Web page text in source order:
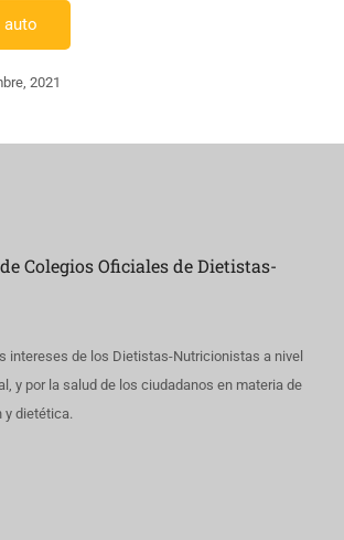
auto
2021
Colegios Oficiales de Dietistas-
intereses de los Dietistas-Nutricionistas a nivel
y por la salud de los ciudadanos en materia de
y dietética.